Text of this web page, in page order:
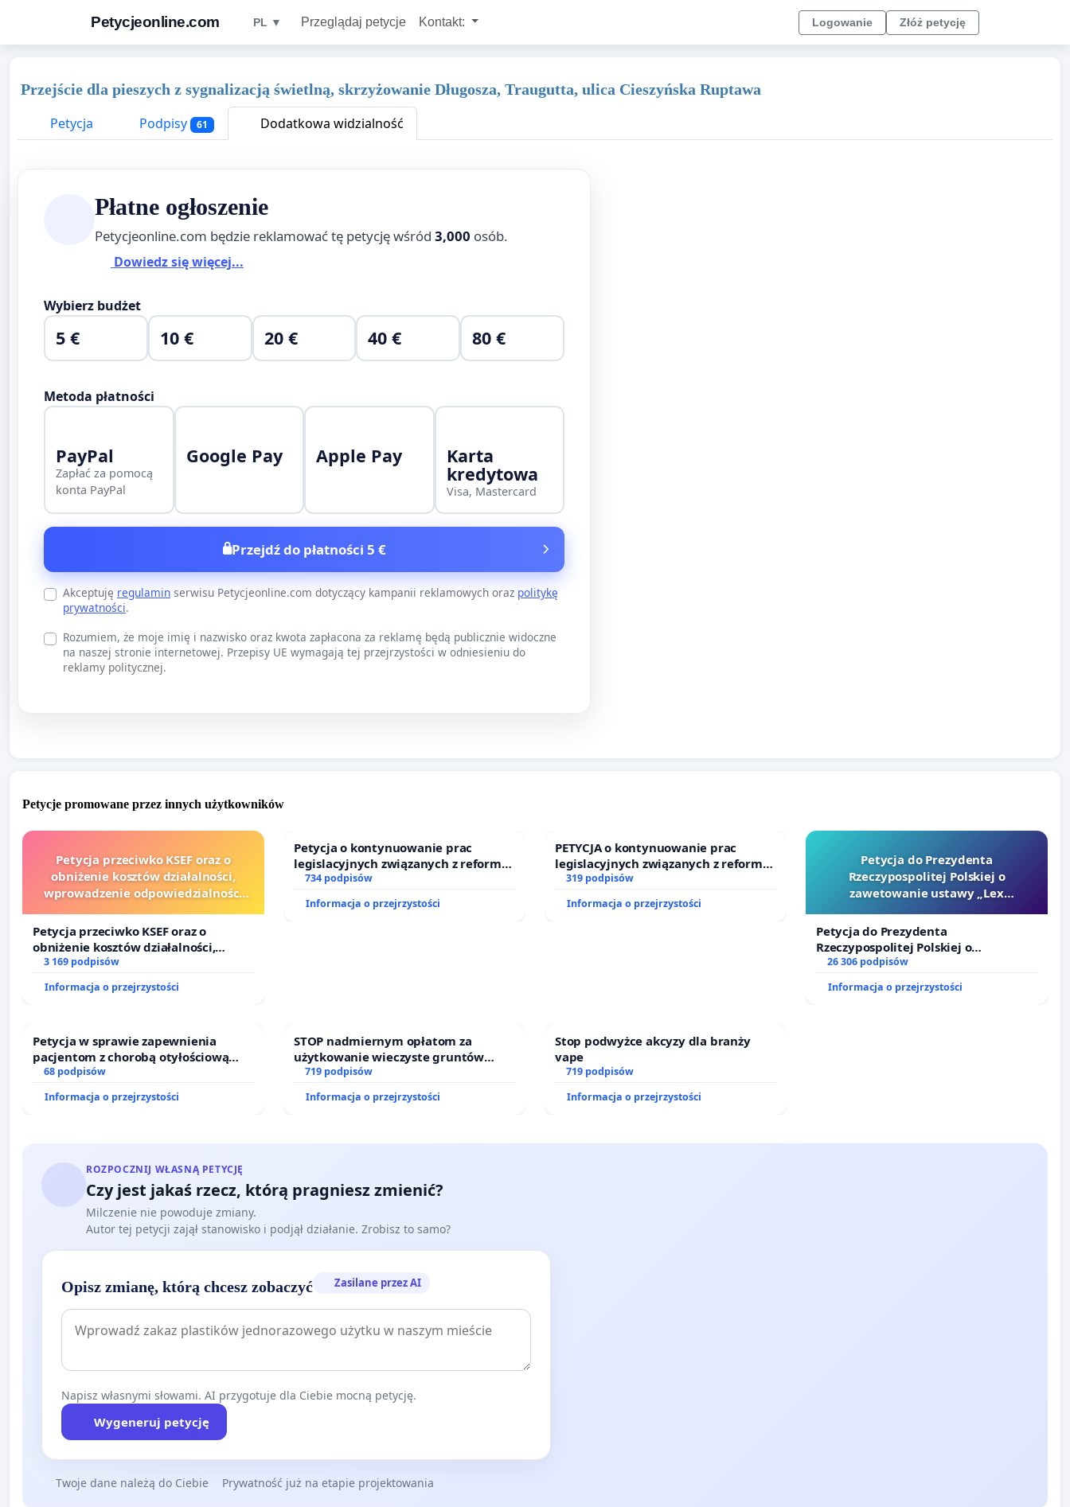
Petycjeonline.com PL ▼ Przeglądaj petycje Kontakt: Logowanie Złóż petycję
Przejście dla pieszych z sygnalizacją świetlną, skrzyżowanie Długosza, Traugutta, ulica Cieszyńska Ruptawa
Petycja
Podpisy 61 Dodatkowa widzialność
Płatne ogłoszenie
Petycjeonline.com będzie reklamować tę petycję wśród 3,000 osób.
Dowiedz się więcej...
Wybierz budżet
5 € 10 € 20 € 40 € 80 €
Metoda płatności
PayPal
Zapłać za pomocą
konta PayPal
Google Pay Apple Pay Karta
kredytowa
Visa, Mastercard
Przejdź do płatności 5 €
Akceptuję regulamin serwisu Petycjeonline.com dotyczący kampanii reklamowych oraz politykę
prywatności.
Rozumiem, że moje imię i nazwisko oraz kwota zapłacona za reklamę będą publicznie widoczne
na naszej stronie internetowej. Przepisy UE wymagają tej przejrzystości w odniesieniu do
reklamy politycznej.
Petycje promowane przez innych użytkowników
Petycja przeciwko KSEF oraz o
obniżenie kosztów działalności,
wprowadzenie odpowiedzialności
sędziów
Petycja przeciwko KSEF oraz o
obniżenie kosztów działalności,
wprowadzenie odpowiedzialności
sędziów
3 169 podpisów
Informacja o przejrzystości
Petycja o kontynuowanie prac
legislacyjnych związanych z reformą
prawa rodzinnego
734 podpisów
Informacja o przejrzystości
PETYCJA o kontynuowanie prac
legislacyjnych związanych z reformą
prawa rodzinnego
319 podpisów
Informacja o przejrzystości
Petycja do Prezydenta
Rzeczypospolitej Polskiej o
zawetowanie ustawy „Lex
Petycja do Prezydenta
Rzeczypospolitej Polskiej o
zawetowanie ustawy „Lex Szarlatan”
26 306 podpisów
Informacja o przejrzystości
Petycja w sprawie zapewnienia
pacjentom z chorobą otyłościową
dostępu do kompleksowego leczenia
68 podpisów
Informacja o przejrzystości
STOP nadmiernym opłatom za
użytkowanie wieczyste gruntów
zajmowanych przez rodzinne ogrody
719 podpisów
Informacja o przejrzystości
Stop podwyżce akcyzy dla branży
vape
719 podpisów
Informacja o przejrzystości
ROZPOCZNIJ WŁASNĄ PETYCJĘ
Czy jest jakaś rzecz, którą pragniesz zmienić?
Milczenie nie powoduje zmiany.
Autor tej petycji zajął stanowisko i podjął działanie. Zrobisz to samo?
Opisz zmianę, którą chcesz zobaczyć Zasilane przez AI
Napisz własnymi słowami. AI przygotuje dla Ciebie mocną petycję.
Wygeneruj petycję
Twoje dane należą do Ciebie Prywatność już na etapie projektowania